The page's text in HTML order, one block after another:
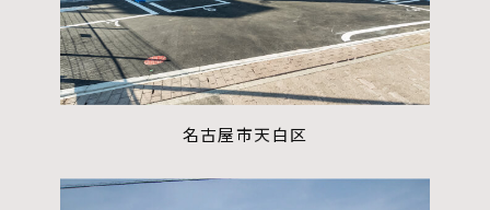
名古屋市天白区